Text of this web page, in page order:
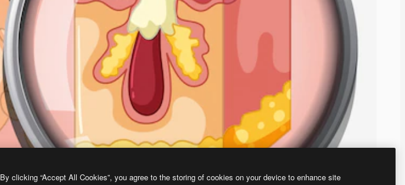
By clicking “Accept All Cookies”, you agree to the storing of cookies on your device to enhance site